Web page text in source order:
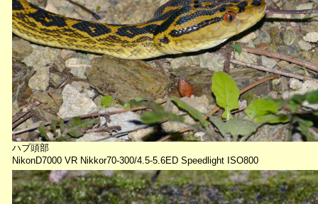
ハブ頭部
NikonD7000 VR Nikkor70-300/4.5-5.6ED Speedlight ISO800